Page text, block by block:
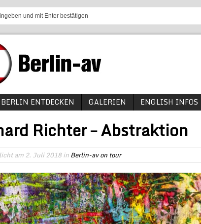
BERLIN ENTDECKEN GALERIEN ENGLISH INFOS
Richter – Abstraktion
am2. Juli 2018inBerlin-av on tour